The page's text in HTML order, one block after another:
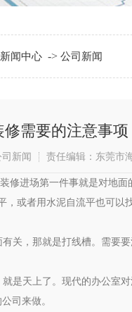
新闻中心 -> 公司新闻
修需要的注意事项
新闻 责任编辑：东莞市
修进场第一件事就是对地
，或者用水泥自流平也可以
关，那就是打线槽。需要
就是天上了。现代的办公室
司来做。